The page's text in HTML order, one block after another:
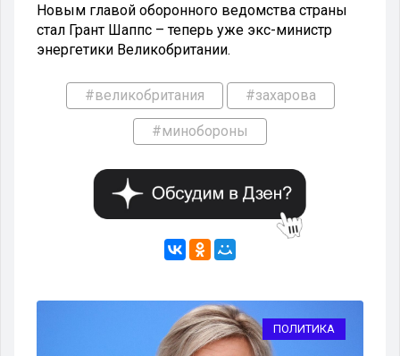
Новым главой оборонного ведомства страны
стал Грант Шаппс – теперь уже экс-министр
энергетики Великобритании.
#великобритания #захарова
#минобороны
ПОЛИТИКА